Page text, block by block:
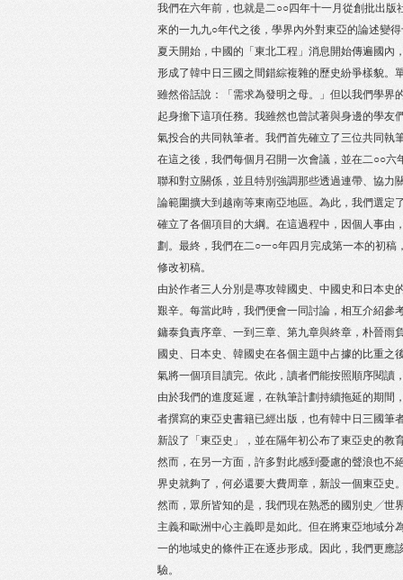
我們在六年前，也就是二○○四年十一月從創批出
來的一九九○年代之後，學界內外對東亞的論述變
夏天開始，中國的「東北工程」消息開始傳遍國內
形成了韓中日三國之間錯綜複雜的歷史紛爭樣貌。
雖然俗話說：「需求為發明之母。」但以我們學界
起身擔下這項任務。我雖然也曾試著與身邊的學
氣投合的共同執筆者。我們首先確立了三位共同執
在這之後，我們每個月召開一次會議，並在二○○
聯和對立關係，並且特別強調那些透過連帶、協力
論範圍擴大到越南等東南亞地區。為此，我們選定
確立了各個項目的大綱。在這過程中，因個人事由
劃。最終，我們在二○一○年四月完成第一本的初
修改初稿。
由於作者三人分別是專攻韓國史、中國史和日本
艱辛。每當此時，我們便會一同討論，相互介紹參
鏞泰負責序章、一到三章、第九章與終章，朴晉雨
國史、日本史、韓國史在各個主題中占據的比重
氣將一個項目讀完。依此，讀者們能按照順序閱讀
由於我們的進度延遲，在執筆計劃持續拖延的期
者撰寫的東亞史書籍已經出版，也有韓中日三國筆
新設了「東亞史」，並在隔年初公布了東亞史的教
然而，在另一方面，許多對此感到憂慮的聲浪也不
界史就夠了，何必還要大費周章，新設一個東亞史
然而，眾所皆知的是，我們現在熟悉的國別史╱世
主義和歐洲中心主義即是如此。但在將東亞地域
一的地域史的條件正在逐步形成。因此，我們更應
驗。